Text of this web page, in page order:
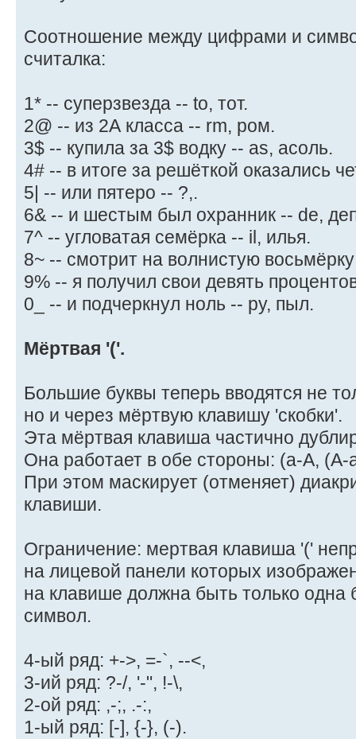
Соотношение между цифрами и
считалка:
1* -- суперзвезда -- to, тот.
2@ -- из 2А класса -- rm, ром.
3$ -- купила за 3$ водку -- as, асоль.
4# -- в итоге за решёткой оказались
5| -- или пятеро -- ?,.
6& -- и шестым был охранник -- de,
7^ -- угловатая семёрка -- il, илья.
8~ -- смотрит на волнистую
9% -- я получил свои девять
0_ -- и подчеркнул ноль -- py, пыл.
Мёртвая '('.
Большие буквы теперь вводятся не
но и через мёртвую клавишу 'скобки'.
Эта мёртвая клавиша частично
Она работает в обе стороны: (a-A, (A-
При этом маскирует (отменяет)
клавиши.
Ограничение: мертвая клавиша '('
на лицевой панели которых
на клавише должна быть только одна
символ.
4-ый ряд: +->, =-`, --<,
3-ий ряд: ?-/, '-", !-\,
2-ой ряд: ,-;, .-:,
1-ый ряд: [-], {-}, (-).